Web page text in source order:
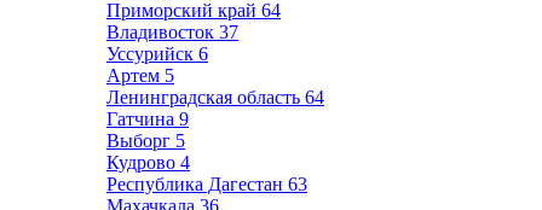
Приморский край 64
Владивосток 37
Уссурийск 6
Артем 5
Ленинградская область 64
Гатчина 9
Выборг 5
Кудрово 4
Республика Дагестан 63
Махачкала 36